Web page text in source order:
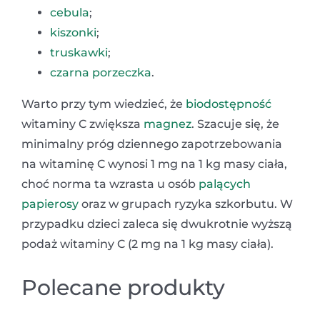
cebula;
kiszonki;
truskawki;
czarna porzeczka.
Warto przy tym wiedzieć, że biodostępność
witaminy C zwiększa magnez. Szacuje się, że
minimalny próg dziennego zapotrzebowania
na witaminę C wynosi 1 mg na 1 kg masy ciała,
choć norma ta wzrasta u osób palących
papierosy oraz w grupach ryzyka szkorbutu. W
przypadku dzieci zaleca się dwukrotnie wyższą
podaż witaminy C (2 mg na 1 kg masy ciała).
Polecane produkty